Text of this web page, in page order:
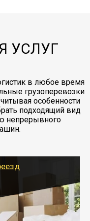
получателя.
УСЛУГ
в любое время
грузоперевозки
особенности
подходящий вид
непрерывного